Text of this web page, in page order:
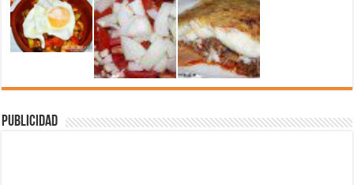
Publicidad